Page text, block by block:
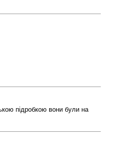
підробкою вони були на